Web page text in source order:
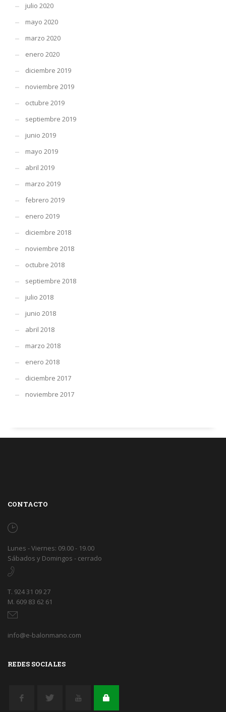
julio 2020
mayo 2020
marzo 2020
enero 2020
diciembre 2019
noviembre 2019
octubre 2019
septiembre 2019
junio 2019
mayo 2019
abril 2019
marzo 2019
febrero 2019
enero 2019
diciembre 2018
noviembre 2018
octubre 2018
septiembre 2018
julio 2018
junio 2018
abril 2018
marzo 2018
enero 2018
diciembre 2017
noviembre 2017
CONTACTO
Lunes - Viernes: 09.00 - 19.00
Sábados y Domingos - cerrado
T. 924 31 09 27
M. 609 83 62 61
info@e-balonmano.com
REDES SOCIALES